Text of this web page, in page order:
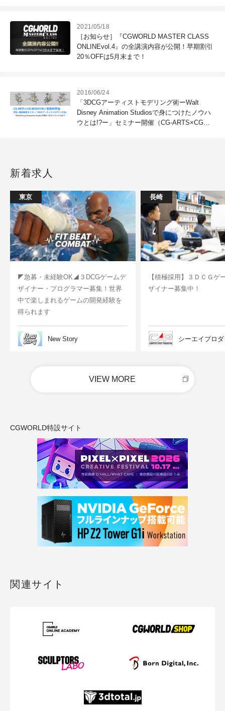
2021/05/18
［お知らせ］『CGWORLD MASTER CLASS
ONLINEvol.4』の全講演内容が公開！早期割引
20％OFFは5月末まで！
2016/06/24
「3DCGアーティストモデリング術ーWalt
Disney Animation Studiosで身につけたノウハ
ウとは!?ー」セミナー開催（CG-ARTS×CG
新着求人
東京
◤急募・未経験OK◢３DCGゲームデ
ザイナー・プログラマー募集！世界
中で楽しまれるゲームの開発経験を
得られます
New Story
長崎
【積極採用】３ＤＣＧゲ
ザイナー募集中！
シーエイプロ
VIEW MORE
CGWORLD特設サイト
関連サイト